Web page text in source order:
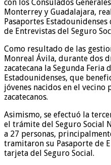
con los Consulados
Monterrey y Guadalajara,
Pasaportes
de Entrevistas del Seguro
Como resultado de las
Monreal Ávila, durante dos
zacatecana la Segunda Feria
Estadounidenses, que
jóvenes nacidos en el vecino
zacatecanos.
Asimismo, se efectuó la
el trámite del Seguro Social
a 27 personas,
tramitaron su Pasaporte de
tarjeta del Seguro Social.